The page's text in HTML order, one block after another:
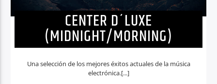
CENTER D´LUXE
(MIDNIGHT/MORNING)
Una selección de los mejores éxitos actuales de la música
electrónica.[...]